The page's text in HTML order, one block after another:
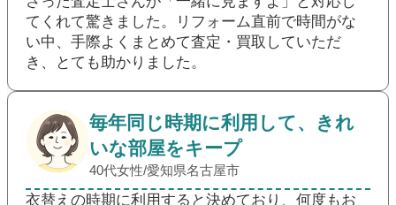
てくれて驚きました。リフォーム直前で時間がな
い中、手際よくまとめて査定・買取していただ
き、とても助かりました。
毎年同じ時期に利用して、きれ
いな部屋をキープ
40代女性/愛知県名古屋市
衣替えの時期に利用すると決めており、何度もお